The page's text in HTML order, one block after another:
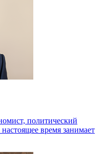
политический
время занимает